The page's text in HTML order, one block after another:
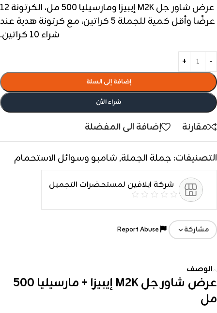
عرض شاور جل M2K إيبيزا ومارسيليا 500 مل، الكرتونة 12
عرضًا وأقل كمية للجملة 5 كراتين، مع كرتونة هدية عند
شراء 10 كراتين.
إضافة إلى السلة
شراء الأن
مقارنة إضافة الى المفضلة
التصنيفات: جملة الجملة, شامبو وسوائل الاستحمام
شركة ايلافين لمستحضرات التجميل
مشاركة
الوصف
عرض شاور جل M2K إيبيزا + مارسيليا 500
مل